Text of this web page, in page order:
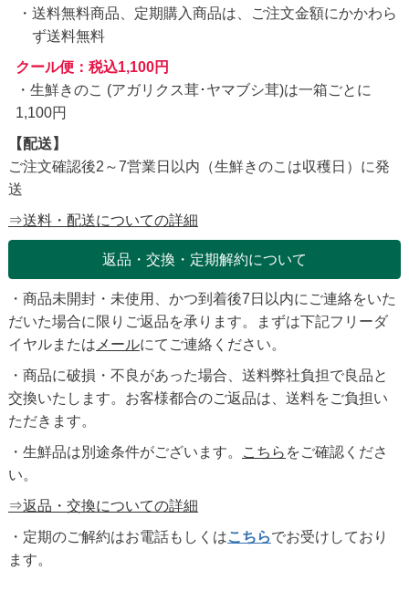
送料無料商品、定期購入商品は、ご注文金額にかかわら
ず送料無料
クール便：税込1,100円
・生鮮きのこ (アガリクス茸･ヤマブシ茸)は一箱ごとに
1,100円
【配送】
ご注文確認後2～7営業日以内（生鮮きのこは収穫日）に発
送
⇒送料・配送についての詳細
返品・交換・定期解約について
・商品未開封・未使用、かつ到着後7日以内にご連絡をいた
だいた場合に限りご返品を承ります。まずは下記フリーダ
イヤルまたは メールにてご連絡ください。
・商品に破損・不良があった場合、送料弊社負担で良品と
交換いたします。お客様都合のご返品は、送料をご負担い
ただきます。
・生鮮品は別途条件がございます。
こちら をご確認くださ
い。
⇒返品・交換についての詳細
・定期のご解約はお電話もしくはこちらでお受けしており
ます。